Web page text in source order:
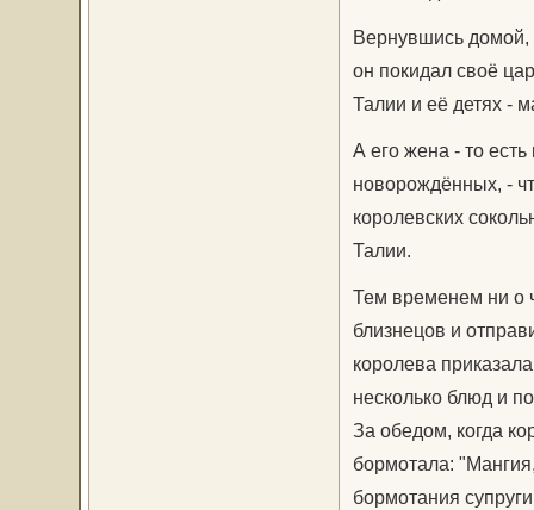
Вернувшись домой,
он покидал своё
Талии и её детях -
А его жена - то
новорождённых, -
королевских
Талии.
Тем временем ни о
близнецов и
королева
несколько блюд и
За обедом, когда
бормотала:
бормотания